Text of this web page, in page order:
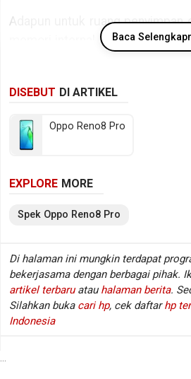
Adapun untuk ruang penyimpan
memori internal berkapasitas
Qualcomm Snapdragon 7 Gen 1
fotografi tersedia kamera
kamera depan Single lens,
Berikut beberapa spesifikasi
Jaringan:GSM / CDMA /
Layar:6.62 inch, 1080
Sistem operasi
:
Prosesor / chipset
Baca
DISEBUT DI ARTIKEL
Oppo Reno8 Pro
EXPLORE MORE
Spek Oppo Reno8 Pro
Di halaman ini mungkin terdapat
bekerjasama dengan berbagai pihak.
artikel terbaru atau halaman berita.
Silahkan buka cari hp, cek daftar hp
Indonesia
...